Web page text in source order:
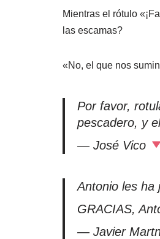
Mientras el rótulo
las escamas?
«No, el que nos
Por favor,
pescadero, y
— José Vico
Antonio les ha
GRACIAS,
— Javier